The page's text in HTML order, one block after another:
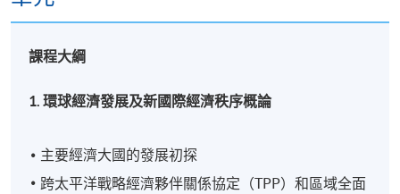
每講6小時
地點
金鐘教學中心
課程大綱
1. 環球經濟發展及新國際經濟秩序概論
主要經濟大國的發展初探
跨太平洋戰略經濟夥伴關係協定（TPP）和區域全面